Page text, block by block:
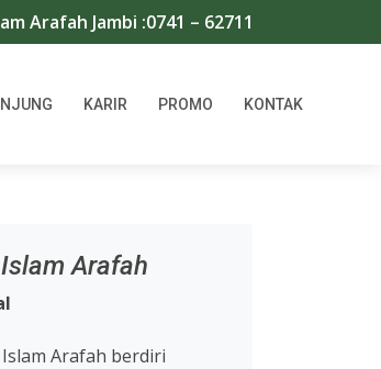
Jambi :0741 – 62711/667966 | WA :
KARIR PROMO KONTAK
Arafah
Arafah berdiri